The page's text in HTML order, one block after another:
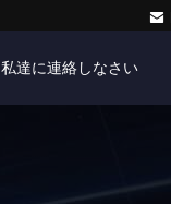
私達に連絡しなさい